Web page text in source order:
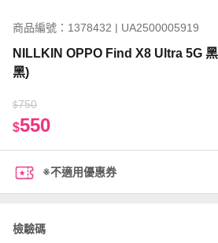
商品編號：1378432 | UA2500005919
NILLKIN OPPO Find X8 Ultra 5G
黑)
$750
$550
※不適用優惠券
檢驗碼